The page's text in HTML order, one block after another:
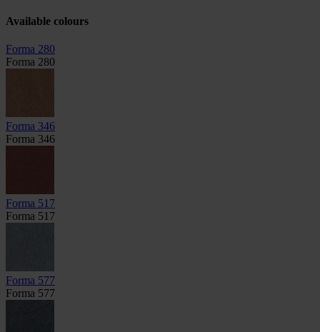
Available colours
Forma 280
Forma 280
Forma 346
Forma 346
Forma 517
Forma 517
Forma 577
Forma 577